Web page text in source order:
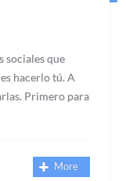
sociales que
hacerlo tú. A
Primero para
More